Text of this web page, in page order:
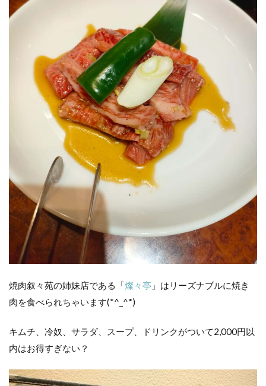
ぎ
方
教
室
に
参
た
プラ
レー
ル釣
りを
やっ
てみ
た！
のり
レー
家族
付プ
ール
焼肉叙々苑の姉妹店である「燦々亭 」はリーズナブルに焼き
肉を食べられちゃいます(*^_^*)
キムチ、冷奴、サラダ、スープ、ドリンクがついて2,000円以
内はお得すぎない？